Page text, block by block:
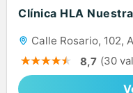
Clínica HLA
Calle Rosario, 102,
8,7 (30